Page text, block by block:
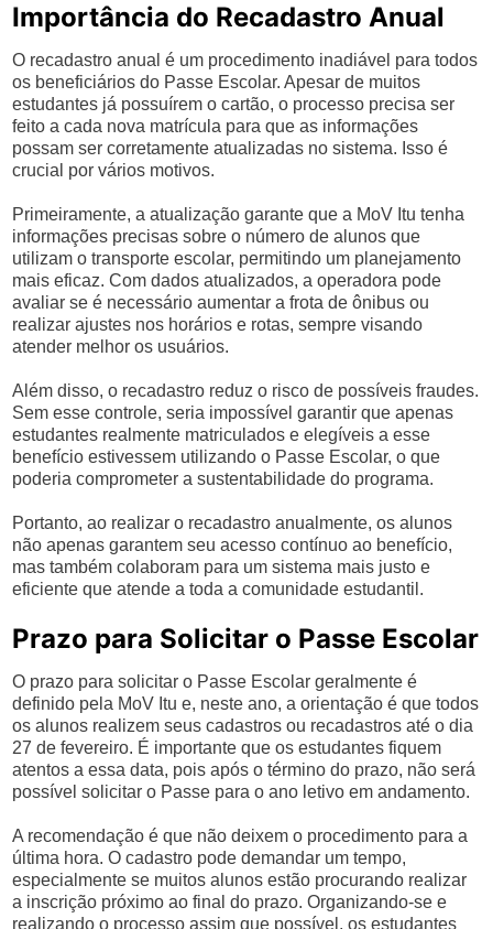
Importância do Recadastro Anual
O recadastro anual é um procedimento inadiável para todos
os beneficiários do Passe Escolar. Apesar de muitos
estudantes já possuírem o cartão, o processo precisa ser
feito a cada nova matrícula para que as informações
possam ser corretamente atualizadas no sistema. Isso é
crucial por vários motivos.
Primeiramente, a atualização garante que a MoV Itu tenha
informações precisas sobre o número de alunos que
utilizam o transporte escolar, permitindo um planejamento
mais eficaz. Com dados atualizados, a operadora pode
avaliar se é necessário aumentar a frota de ônibus ou
realizar ajustes nos horários e rotas, sempre visando
atender melhor os usuários.
Além disso, o recadastro reduz o risco de possíveis fraudes.
Sem esse controle, seria impossível garantir que apenas
estudantes realmente matriculados e elegíveis a esse
benefício estivessem utilizando o Passe Escolar, o que
poderia comprometer a sustentabilidade do programa.
Portanto, ao realizar o recadastro anualmente, os alunos
não apenas garantem seu acesso contínuo ao benefício,
mas também colaboram para um sistema mais justo e
eficiente que atende a toda a comunidade estudantil.
Prazo para Solicitar o Passe Escolar
O prazo para solicitar o Passe Escolar geralmente é
definido pela MoV Itu e, neste ano, a orientação é que todos
os alunos realizem seus cadastros ou recadastros até o dia
27 de fevereiro. É importante que os estudantes fiquem
atentos a essa data, pois após o término do prazo, não será
possível solicitar o Passe para o ano letivo em andamento.
A recomendação é que não deixem o procedimento para a
última hora. O cadastro pode demandar um tempo,
especialmente se muitos alunos estão procurando realizar
a inscrição próximo ao final do prazo. Organizando-se e
realizando o processo assim que possível, os estudantes